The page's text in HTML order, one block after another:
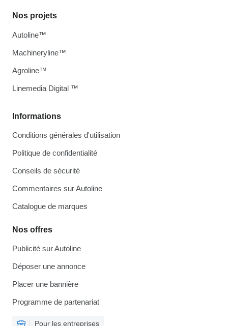
Informations
Conditions générales d'utilisation
Politique de confidentialité
Conseils de sécurité
Commentaires sur Autoline
Catalogue de marques
Nos offres
Publicité sur Autoline
Déposer une annonce
Placer une bannière
Programme de partenariat
Pour les entreprises
Nos projets
Autoline™
Machineryline™
Agroline™
Linemedia Digital ™